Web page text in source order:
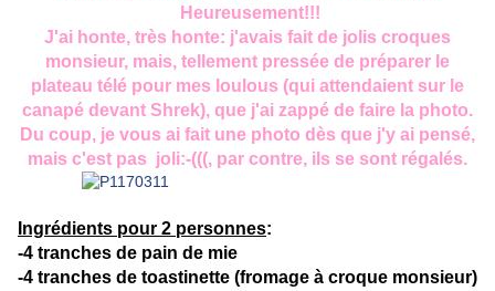
Heureusement!!!
J'ai honte, très honte: j'avais fait de jolis croques
monsieur, mais, tellement pressée de préparer le
plateau télé pour mes loulous (qui attendaient sur le
canapé devant Shrek), que j'ai zappé de faire la photo.
Du coup, je vous ai fait une photo dès que j'y ai pensé,
mais c'est pas joli:-(((, par contre, ils se sont régalés.
Ingrédients pour 2 personnes:
-4 tranches de pain de mie
-4 tranches de toastinette (fromage à croque monsieur)